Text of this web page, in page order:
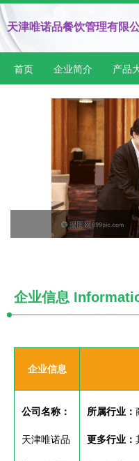
天津唯诺品餐饮管理有限
首页 企业简介 产品
企业信息
企业信息
公司名称：
天津唯诺品
所属行业：
更多行业：